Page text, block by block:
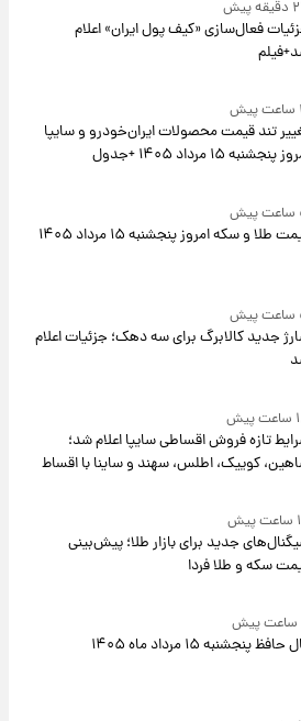
فعال‌سازی «کیف پول ایران» اعلام
تند قیمت محصولات ایران‌خودرو و سایپا
پنجشنبه ۱۵ مرداد ۱۴۰۵ +جدول
طلا و سکه امروز پنجشنبه ۱۵ مرداد ۱۴۰۵
جدید کالابرگ برای سه دهک؛ جزئیات اعلام
تازه فروش اقساطی سایپا اعلام شد؛
کوییک، اطلس، سهند و ساینا با اقساط
+ جدول
جدید برای بازار طلا؛ پیش‌بینی
سکه و طلا فردا
پنجشنبه ۱۵ مرداد ماه ۱۴۰۵